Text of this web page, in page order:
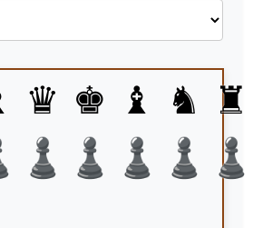
♛ ♚ ♝ ♞ ♜
♟ ♟ ♟ ♟